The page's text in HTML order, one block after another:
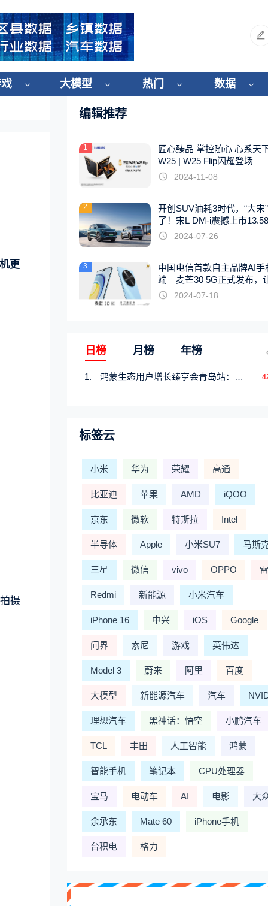
大模型 热门 数据
更
摄
编辑推荐
1
匠心臻品 掌控随心 心系天
W25 | W25 Flip闪耀登场
2024-11-08
2
开创SUV油耗3时代，“大宋
了！宋L DM-i震撼上市
起
2024-07-26
3
中国电信首款自主品牌AI手
端—麦芒30 5G正式发布，
触手可及2024-07-18
日榜 月榜 年榜
鸿蒙生态用户增长臻享会青岛站：携手行业伙伴共研增长新机遇
标签云
小米 华为 荣耀 高通
比亚迪 苹果 AMD iQOO
京东 微软 特斯拉 Intel
半导体 Apple 小米SU7 马斯
三星 微信 vivo OPPO
Redmi 新能源 小米汽车
iPhone 16 中兴 iOS Google
问界 索尼 游戏 英伟达
Model 3 蔚来 阿里 百度
大模型 新能源汽车 汽车
理想汽车 黑神话：悟空 小鹏汽车
TCL 丰田 人工智能 鸿蒙
智能手机 笔记本 CPU处理器
宝马 电动车 AI 电影 大
余承东 Mate 60 iPhone手机
台积电 格力